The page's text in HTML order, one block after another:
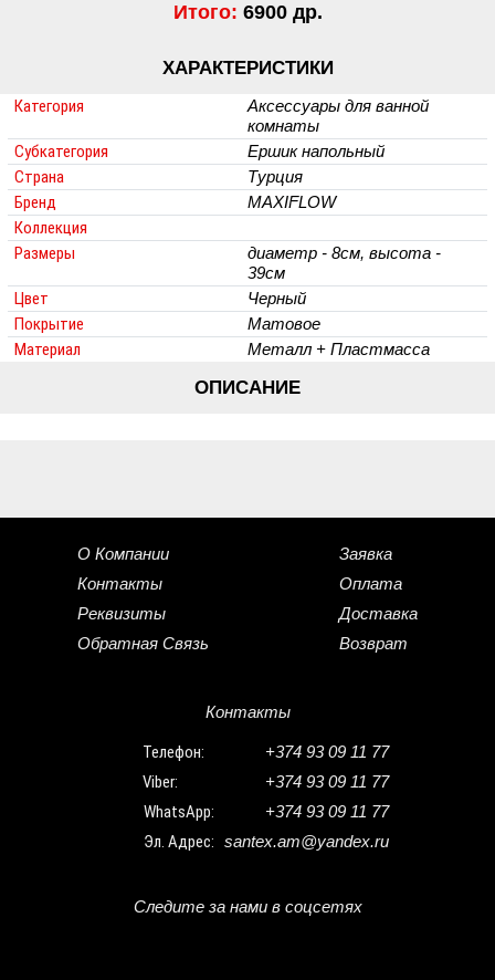
Итого: 6900 др.
ХАРАКТЕРИСТИКИ
Категория
Аксессуары для ванной
комнаты
Субкатегория Ершик напольный
Страна Турция
Бренд MAXIFLOW
Коллекция
Размеры
диаметр - 8см, высота -
39см
Цвет Черный
Покрытие Матовое
Материал Металл + Пластмасса
ОПИСАНИЕ
О Компании
Контакты
Реквизиты
Обратная Связь
Заявка
Оплата
Доставка
Возврат
Контакты
Телефон: +374 93 09 11 77
Viber: +374 93 09 11 77
WhatsApp: +374 93 09 11 77
Эл. Адрес: santex.am@yandex.ru
Следите за нами в соцсетях